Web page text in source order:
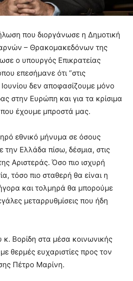
που διοργάνωσε η Δημοτική
– Θρακομακεδόνων της
ο υπουργός Επικρατείας
επεσήμανε ότι “στις
δεν αποφασίζουμε μόνο
στην Ευρώπη και για τα κρίσιμα
έχουμε μπροστά μας.
εθνικό μήνυμα σε όσους
την Ελλάδα πίσω, δέσμια, στις
Αριστεράς. Όσο πιο ισχυρή
τόσο πιο σταθερή θα είναι η
και τολμηρά θα μπορούμε
μεταρρυθμίσεις που ήδη
κ. Βορίδη στα μέσα κοινωνικής
θερμές ευχαριστίες προς τον
Πέτρο Μαρίνη.